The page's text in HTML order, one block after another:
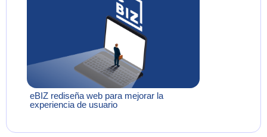
eBIZ rediseña web para mejorar la
experiencia de usuario